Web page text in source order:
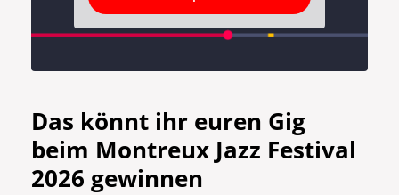
Das könnt ihr euren Gig
beim Montreux Jazz Festival
2026 gewinnen